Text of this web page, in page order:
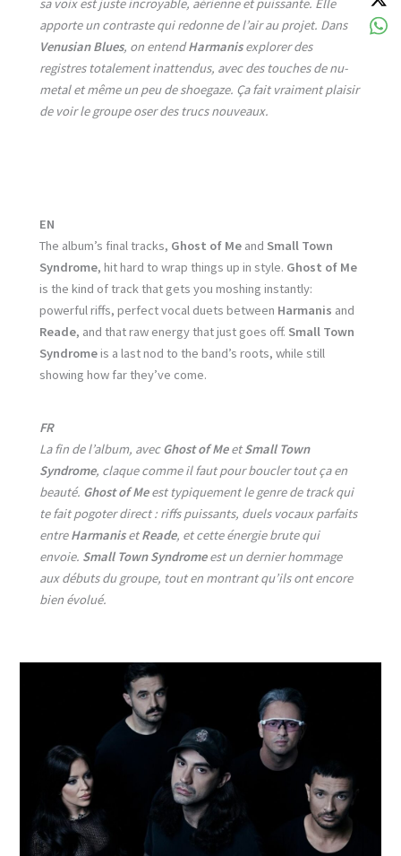
sa voix est juste incroyable, aérienne et puissante. Elle
apporte un contraste qui redonne de l’air au projet. Dans
Venusian Blues, on entendHarmanisexplorer des
registres totalement inattendus, avec des touches de nu-
metal et même un peu de shoegaze. Ça fait vraiment plaisir
de voir le groupe oser des trucs nouveaux.
EN
The album’s final tracks, Ghost of Me and Small Town
Syndrome, hit hard to wrap things up in style. Ghost of Me
is the kind of track that gets you moshing instantly:
powerful riffs, perfect vocal duets between Harmanis and
Reade, and that raw energy that just goes off. Small Town
Syndromeis a last nod to the band’s roots, while still
showing how far they’ve come.
FR
La fin de l’album, avecGhost of MeetSmall Town
Syndrome, claque comme il faut pour boucler tout ça en
beauté. Ghost of Meest typiquement le genre de track qui
te fait pogoter direct : riffs puissants, duels vocaux parfaits
entreHarmanisetReade, et cette énergie brute qui
envoie. Small Town Syndromeest un dernier hommage
aux débuts du groupe, tout en montrant qu’ils ont encore
bien évolué.